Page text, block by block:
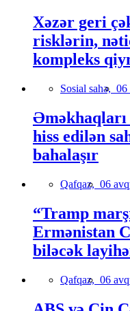
Xəzər geri
risklərin,
kompleks
Sosial sahə, 06
Əməkhaqları
hiss edilən
bahalaşır
Qafqaz, 06
“Tramp
Ermənistan
biləcək
Qafqaz, 06